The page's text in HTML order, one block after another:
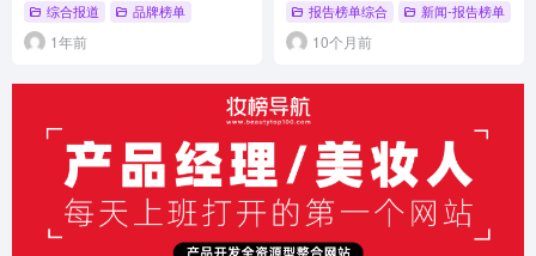
综合报道 品牌榜单
1年前
报告榜单综合 新闻-报告榜单
10个月前